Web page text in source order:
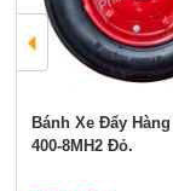
Bánh Xe Đẩy
400-8MH2 Đỏ.